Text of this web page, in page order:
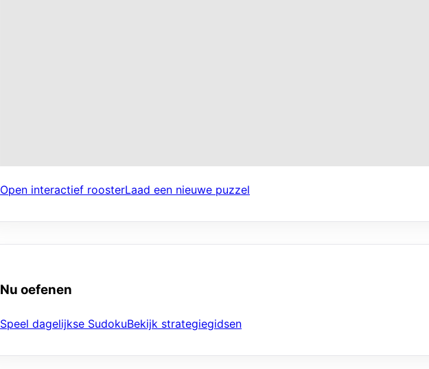
Open interactief roosterLaad een nieuwe puzzel
Nu oefenen
Speel dagelijkse SudokuBekijk strategiegidsen